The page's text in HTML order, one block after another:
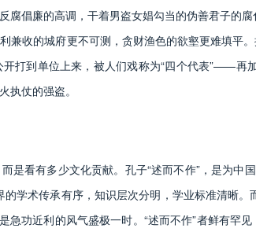
腐倡廉的高调，干着男盗女娼勾当的伪善君子的
兼收的城府更不可测，贪财渔色的欲壑更难填平
打到单位上来，被人们戏称为“四个代表”——
执仗的强盗。
看有多少文化贡献。孔子“述而不作”，是为中
学术传承有序，知识层次分明，学业标准清晰
急功近利的风气盛极一时。“述而不作”者鲜有罕